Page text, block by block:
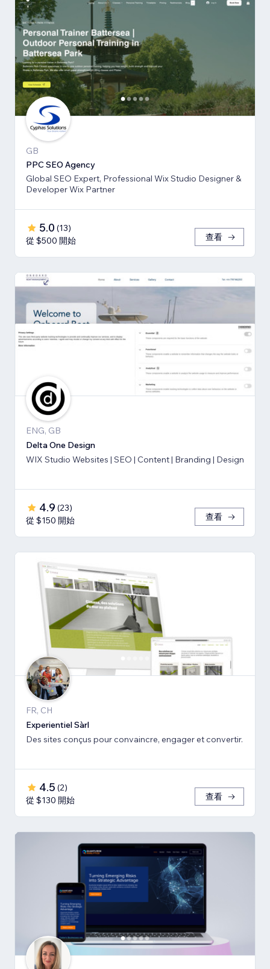
GB
PPC SEO Agency
Global SEO Expert, Professional Wix Studio Designer &
Developer Wix Partner
5.0 (13)
從 $500 開始
查看
ENG, GB
Delta One Design
WIX Studio Websites | SEO | Content | Branding | Design
4.9 (23)
從 $150 開始
查看
FR, CH
Experientiel Sàrl
Des sites conçus pour convaincre, engager et convertir.
4.5 (2)
從 $130 開始
查看